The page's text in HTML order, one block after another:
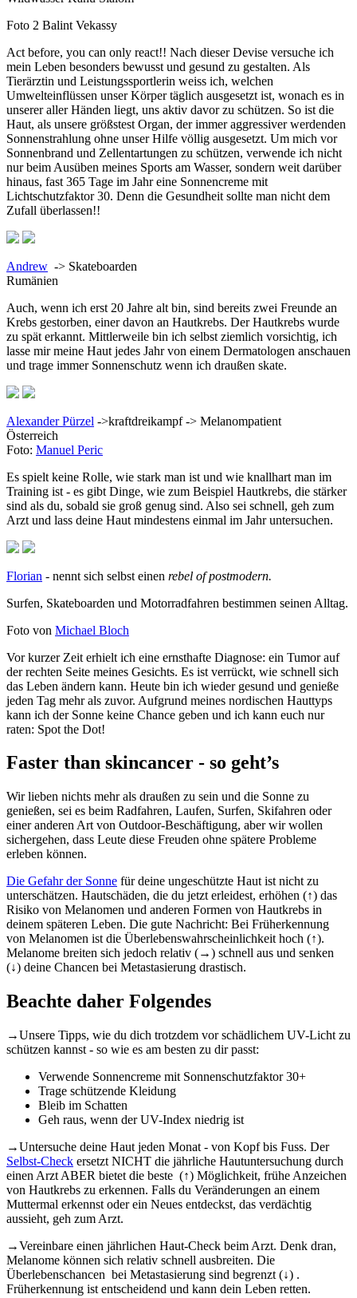
Foto 2 Balint Vekassy
Act before, you can only react!! Nach dieser Devise versuche ich
mein Leben besonders bewusst und gesund zu gestalten. Als
Tierärztin und Leistungssportlerin weiss ich, welchen
Umwelteinflüssen unser Körper täglich ausgesetzt ist, wonach es in
unserer aller Händen liegt, uns aktiv davor zu schützen. So ist die
Haut, als unsere größstest Organ, der immer aggressiver werdenden
Sonnenstrahlung ohne unser Hilfe völlig ausgesetzt. Um mich vor
Sonnenbrand und Zellentartungen zu schützen, verwende ich nicht
nur beim Ausüben meines Sports am Wasser, sondern weit darüber
hinaus, fast 365 Tage im Jahr eine Sonnencreme mit
Lichtschutzfaktor 30. Denn die Gesundheit sollte man nicht dem
Zufall überlassen!!
Andrew -> Skateboarden
Rumänien
Auch, wenn ich erst 20 Jahre alt bin, sind bereits zwei Freunde an
Krebs gestorben, einer davon an Hautkrebs. Der Hautkrebs wurde
zu spät erkannt. Mittlerweile bin ich selbst ziemlich vorsichtig, ich
lasse mir meine Haut jedes Jahr von einem Dermatologen anschauen
und trage immer Sonnenschutz wenn ich draußen skate.
Alexander Pürzel ->kraftdreikampf -> Melanompatient
Österreich
Foto: Manuel Peric
Es spielt keine Rolle, wie stark man ist und wie knallhart man im
Training ist - es gibt Dinge, wie zum Beispiel Hautkrebs, die stärker
sind als du, sobald sie groß genug sind. Also sei schnell, geh zum
Arzt und lass deine Haut mindestens einmal im Jahr untersuchen.
Florian - nennt sich selbst einen rebel of postmodern.
Surfen, Skateboarden und Motorradfahren bestimmen seinen Alltag.
Foto von Michael Bloch
Vor kurzer Zeit erhielt ich eine ernsthafte Diagnose: ein Tumor auf
der rechten Seite meines Gesichts. Es ist verrückt, wie schnell sich
das Leben ändern kann. Heute bin ich wieder gesund und genieße
jeden Tag mehr als zuvor. Aufgrund meines nordischen Hauttyps
kann ich der Sonne keine Chance geben und ich kann euch nur
raten: Spot the Dot!
Faster than skincancer - so geht’s
Wir lieben nichts mehr als draußen zu sein und die Sonne zu
genießen, sei es beim Radfahren, Laufen, Surfen, Skifahren oder
einer anderen Art von Outdoor-Beschäftigung, aber wir wollen
sichergehen, dass Leute diese Freuden ohne spätere Probleme
erleben können.
Die Gefahr der Sonne für deine ungeschützte Haut ist nicht zu
unterschätzen. Hautschäden, die du jetzt erleidest, erhöhen (↑) das
Risiko von Melanomen und anderen Formen von Hautkrebs in
deinem späteren Leben. Die gute Nachricht: Bei Früherkennung
von Melanomen ist die Überlebenswahrscheinlichkeit hoch (↑).
Melanome breiten sich jedoch relativ (→) schnell aus und senken
(↓) deine Chancen bei Metastasierung drastisch.
Beachte daher Folgendes
→Unsere Tipps, wie du dich trotzdem vor schädlichem UV-Licht zu
schützen kannst - so wie es am besten zu dir passt:
Verwende Sonnencreme mit Sonnenschutzfaktor 30+
Trage schützende Kleidung
Bleib im Schatten
Geh raus, wenn der UV-Index niedrig ist
→Untersuche deine Haut jeden Monat - von Kopf bis Fuss. Der
Selbst-Check ersetzt NICHT die jährliche Hautuntersuchung durch
einen Arzt ABER bietet die beste (↑) Möglichkeit, frühe Anzeichen
von Hautkrebs zu erkennen. Falls du Veränderungen an einem
Muttermal erkennst oder ein Neues entdeckst, das verdächtig
aussieht, geh zum Arzt.
→Vereinbare einen jährlichen Haut-Check beim Arzt. Denk dran,
Melanome können sich relativ schnell ausbreiten. Die
Überlebenschancen bei Metastasierung sind begrenzt (↓) .
Früherkennung ist entscheidend und kann dein Leben retten.